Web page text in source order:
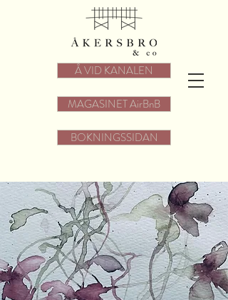
Å VID KANALEN
MAGASINET AirBnB
BOKNINGSSIDAN